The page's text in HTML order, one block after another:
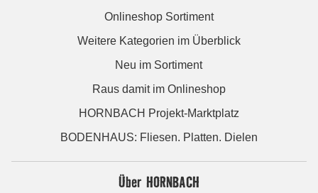
Onlineshop Sortiment
Weitere Kategorien im Überblick
Neu im Sortiment
Raus damit im Onlineshop
HORNBACH Projekt-Marktplatz
BODENHAUS: Fliesen. Platten. Dielen
Über HORNBACH